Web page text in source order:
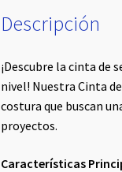
Descripción
¡Descubre la cinta de
nivel! Nuestra Cinta
costura que buscan
proyectos.
Características